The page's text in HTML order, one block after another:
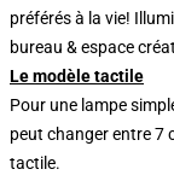
préférés à la vie!
bureau & espace
Le modèle tactile
Pour une lampe
peut changer entre 7
tactile.